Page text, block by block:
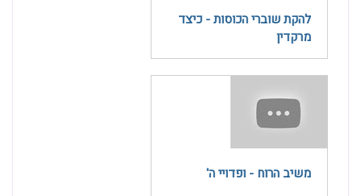
להקת שוברי הכוסות - כיצד
מרקדין
משיב הרוח - ופדויי ה'